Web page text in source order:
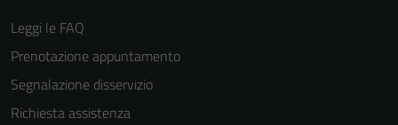
Leggi le FAQ
Prenotazione appuntamento
Segnalazione disservizio
Richiesta assistenza